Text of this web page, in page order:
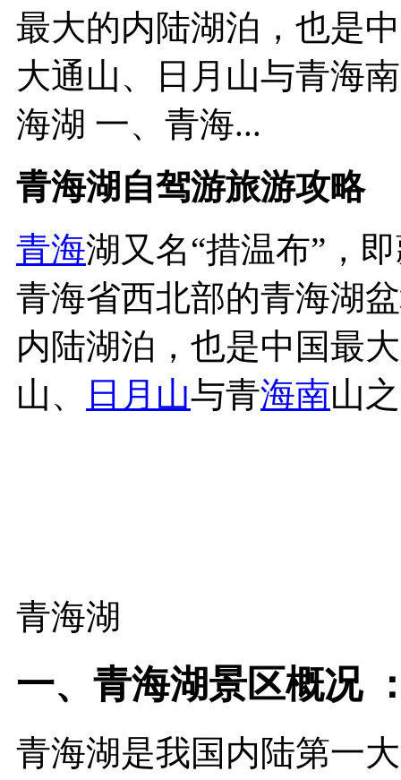
最大的内陆湖泊，也是
大通山、日月山与青海
海湖 一、青海...
青海湖自驾游旅游攻略
青海湖又名“措温布”，
青海省西北部的青海湖
内陆湖泊，也是中国最
山、
日月山与青海南山
青海湖
一、青海湖景区概况
青海湖是我国内陆第一